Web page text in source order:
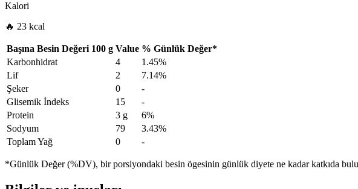
Kalori
🔥 23 kcal
Başına Besin Değeri 100 g Value % Günlük Değer*
Karbonhidrat
4
1.45%
Lif
2
7.14%
Şeker
0
-
Glisemik İndeks
15
-
Protein
3 g
6%
Sodyum
79
3.43%
Toplam Yağ
0 -
*Günlük Değer (%DV), bir porsiyondaki besin ögesinin günlük diyete ne kadar katkıda